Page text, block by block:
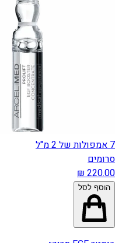
7 אמפולות של 2 מ"ל
סרומים
הוסף לסל